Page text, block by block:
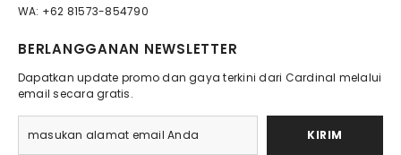
WA: +62 81573-854790
BERLANGGANAN NEWSLETTER
Dapatkan update promo dan gaya terkini dari Cardinal melalui
email secara gratis.
KIRIM